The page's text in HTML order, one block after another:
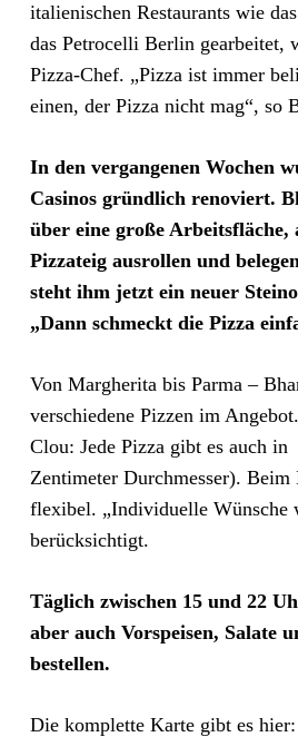
italienischen Restaurants wie
das Petrocelli Berlin gearbeitet,
Pizza-Chef. „Pizza ist immer
einen, der Pizza nicht mag“, so
In den vergangenen Wochen
Casinos gründlich renoviert.
über eine große Arbeitsfläche,
Pizzateig ausrollen und
steht ihm jetzt ein neuer
„Dann schmeckt die Pizza
Von Margherita bis Parma –
verschiedene Pizzen im
Clou: Jede Pizza gibt es auch
Zentimeter Durchmesser). Beim
flexibel. „Individuelle Wünsche
berücksichtigt.
Täglich zwischen 15 und 22
aber auch Vorspeisen, Salate
bestellen.
Die komplette Karte gibt es hier: